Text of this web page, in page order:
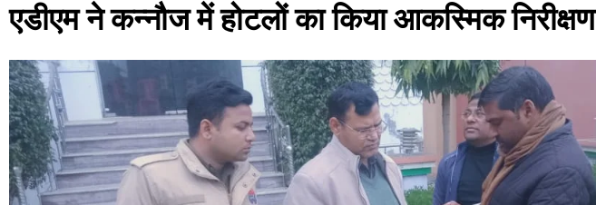
एडीएम ने कन्नौज में होटलों का किया आकस्मिक निरीक्षण